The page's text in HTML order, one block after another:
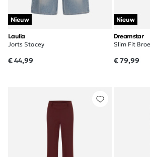
Nieuw
Laulia
Jorts Stacey
€ 44,99
Nieuw
Dreamstar
Slim Fit
€ 79,99